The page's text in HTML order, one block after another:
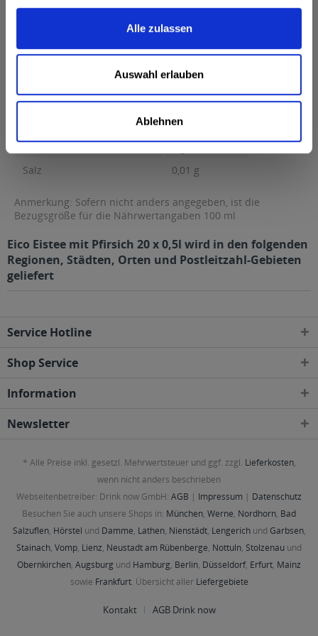
Alle zulassen
Auswahl erlauben
Ablehnen
0 g Kohlenhydrate...mehr
35 kcal / 147 kJ
Fett
0 g
davon gesättigte Fettsäuren
0 g
Kohlenhydrate
8,3 g
8,3 g
Eiweiß
0 g
Salz
0,01 g
Anmerkung: Sofern nicht anders angegeben, ist die
Bezugsgröße für die Nährwertangaben 100 ml
Eico Eistee mit Pfirsich 20 x 0,5l wird in den folgenden
Regionen, Städten, Orten und Postleitzahl-Gebieten
geliefert
Service Hotline
Shop Service
Information
Newsletter
* Alle Preise inkl. gesetzl. Mehrwertsteuer und ggf. zzgl. Lieferkosten,
wenn nicht anders beschrieben
Webseitenbetreiber: Drink now GmbH: AGB | Impressum | Datenschutz
Besuchen Sie auch unsere Shops in: München, Werne, Nordhorn, Bad
Salzuflen, Hörstel und Damme, Lathen, Nienstädt, Lengerichund Garbsen,
Stainach, Vomp, Lienz, Neustadt am Rübenberge, Nottuln, Stolzenau und
Obernkirchen, Augsburg und Hamburg, Berlin, Düsseldorf, Erfurt, Mainz
sowie Frankfurt. Übersicht aller Liefergebiete
Kontakt AGB Drink now